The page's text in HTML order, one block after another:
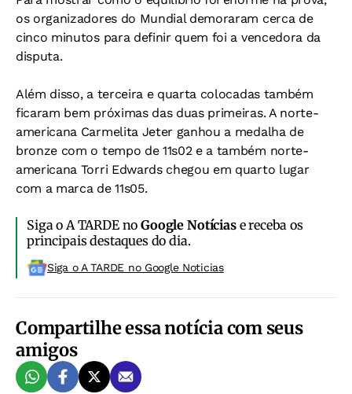
os organizadores do Mundial demoraram cerca de
cinco minutos para definir quem foi a vencedora da
disputa.
Além disso, a terceira e quarta colocadas também
ficaram bem próximas das duas primeiras. A norte-
americana Carmelita Jeter ganhou a medalha de
bronze com o tempo de 11s02 e a também norte-
americana Torri Edwards chegou em quarto lugar
com a marca de 11s05.
Siga o A TARDE noGoogle Notíciase receba os
principais destaques do dia.
Siga o A TARDE no Google Noticias
Compartilhe essa notícia com seus
amigos